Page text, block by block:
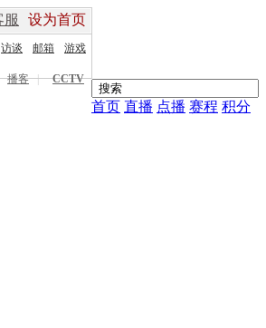
服 设为首页
访谈 邮箱 游戏
播客 |
CCTV
首页 直播 点播 赛程 积分